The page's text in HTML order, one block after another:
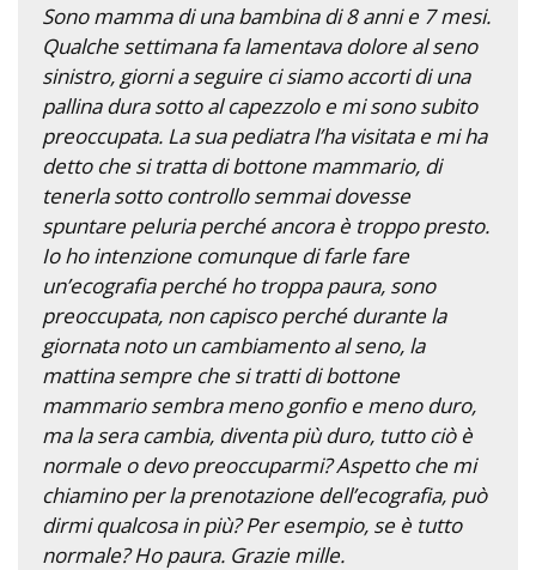
Sono mamma di una bambina di 8 anni e 7 mesi.
Qualche settimana fa lamentava dolore al seno
sinistro, giorni a seguire ci siamo accorti di una
pallina dura sotto al capezzolo e mi sono subito
preoccupata. La sua pediatra l’ha visitata e mi ha
detto che si tratta di bottone mammario, di
tenerla sotto controllo semmai dovesse
spuntare peluria perché ancora è troppo presto.
Io ho intenzione comunque di farle fare
un’ecografia perché ho troppa paura, sono
preoccupata, non capisco perché durante la
giornata noto un cambiamento al seno, la
mattina sempre che si tratti di bottone
mammario sembra meno gonfio e meno duro,
ma la sera cambia, diventa più duro, tutto ciò è
normale o devo preoccuparmi? Aspetto che mi
chiamino per la prenotazione dell’ecografia, può
dirmi qualcosa in più? Per esempio, se è tutto
normale? Ho paura. Grazie mille.